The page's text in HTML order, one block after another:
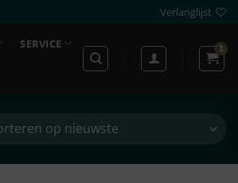
Verlanglijst
SERVICE